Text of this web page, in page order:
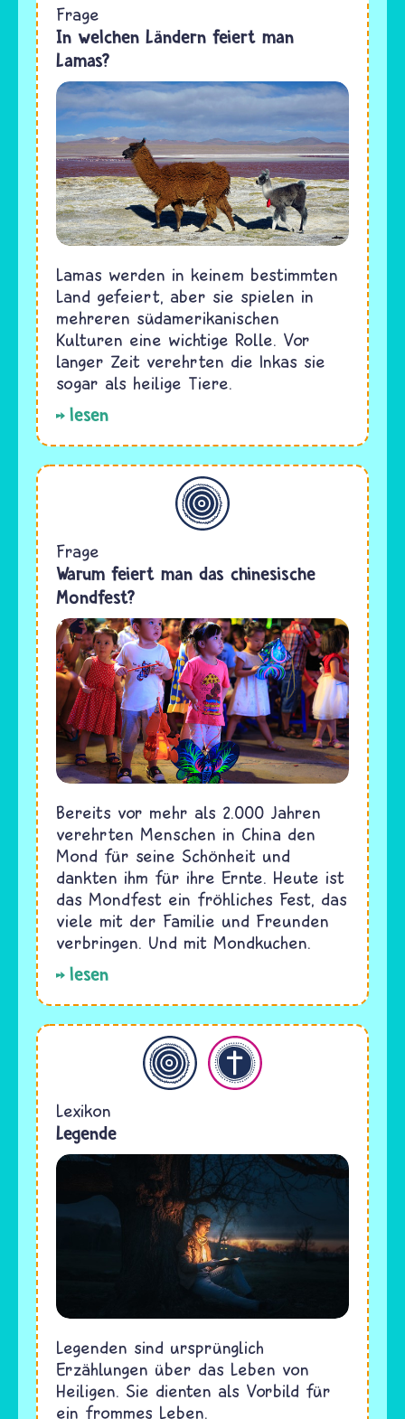
Frage
In welchen Ländern feiert man
Lamas?
Lamas werden in keinem bestimmten
Land gefeiert, aber sie spielen in
mehreren südamerikanischen
Kulturen eine wichtige Rolle. Vor
langer Zeit verehrten die Inkas sie
sogar als heilige Tiere.
lesen
Allgemein
Frage
Warum feiert man das chinesische
Mondfest?
Bereits vor mehr als 2.000 Jahren
verehrten Menschen in China den
Mond für seine Schönheit und
dankten ihm für ihre Ernte. Heute ist
das Mondfest ein fröhliches Fest, das
viele mit der Familie und Freunden
verbringen. Und mit Mondkuchen.
lesen
Christentum
Lexikon
Legende
Legenden sind ursprünglich
Erzählungen über das Leben von
Heiligen. Sie dienten als Vorbild für
ein frommes Leben.